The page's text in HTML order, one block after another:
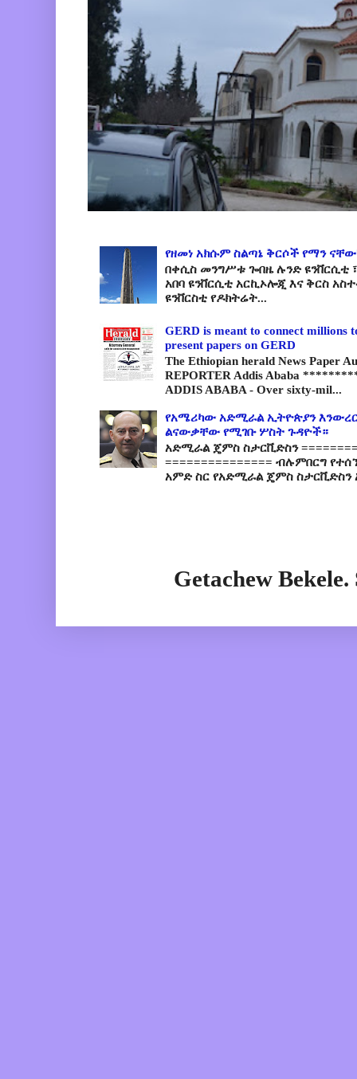
የዘመነ አክሱም ስልጣኔ ቅርሶች የማን
በቀሲስ መንግሥቱ ጐበዜ ሉንድ ዩንቨርሲቲ
አበባ ዩንቨርሲቲ አርኪኦሎጂ እና ቅርስ
ዩንቨርስቲ የዶክትሬት...
GERD is meant to connect millions
present papers on GERD
The Ethiopian herald News Paper
REPORTER Addis Ababa
ADDIS ABABA - Over sixty-mil...
የአሜሪካው አድሚራል ኢትዮጵያን
ልናውቃቸው የሚገቡ ሦስት ጉዳዮች።
አድሚራል ጄምስ ስታርቪድስን
=============== ብሉምበርግ
አምድ ስር የአድሚራል ጄምስ ስታርቪድስን
Getachew